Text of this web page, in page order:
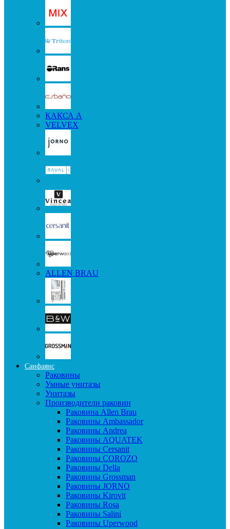
КАКСА А
VELVEX
ALLEN BRAU
Санфаянс
Раковины
Умные унитазы
Унитазы
Производители раковин
Раковина Allen Brau
Раковины Ambassador
Раковины Andrea
Раковины AQUATEK
Раковины Cersanit
Раковины COROZO
Раковины Della
Раковины Grossman
Раковины JORNO
Раковины Kirovit
Раковины Rosa
Раковины Salini
Раковины Uperwood